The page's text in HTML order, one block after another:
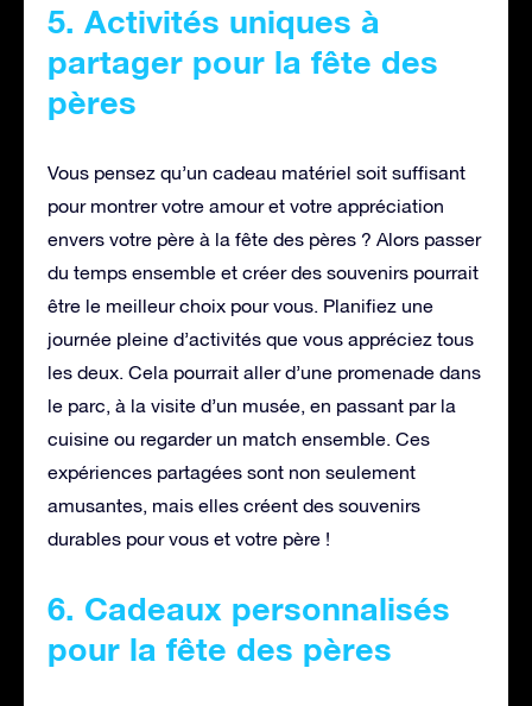
5. Activités uniques à
partager pour la fête des
pères
Vous pensez qu’un cadeau matériel soit suffisant
pour montrer votre amour et votre appréciation
envers votre père à la fête des pères ? Alors passer
du temps ensemble et créer des souvenirs pourrait
être le meilleur choix pour vous. Planifiez une
journée pleine d’activités que vous appréciez tous
les deux. Cela pourrait aller d’une promenade dans
le parc, à la visite d’un musée, en passant par la
cuisine ou regarder un match ensemble. Ces
expériences partagées sont non seulement
amusantes, mais elles créent des souvenirs
durables pour vous et votre père !
6. Cadeaux personnalisés
pour la fête des pères